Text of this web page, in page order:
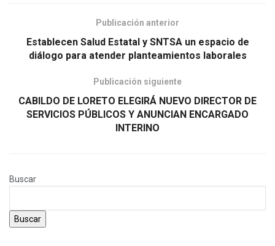
Publicación anterior
Establecen Salud Estatal y SNTSA un espacio de
diálogo para atender planteamientos laborales
Publicación siguiente
CABILDO DE LORETO ELEGIRÁ NUEVO DIRECTOR DE
SERVICIOS PÚBLICOS Y ANUNCIAN ENCARGADO
INTERINO
Buscar
Buscar